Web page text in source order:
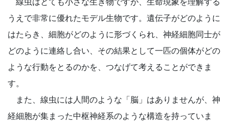
うえで非常に優れたモデル生物です。遺伝子がどのように
はたらき、細胞がどのように形づくられ、神経細胞同士が
どのように連絡し合い、その結果として一匹の個体がどの
ような行動をとるのかを、つなげて考えることができま
す。
また、線虫には人間のような「脳」はありませんが、神
経細胞が集まった中枢神経系のような構造を持っていま